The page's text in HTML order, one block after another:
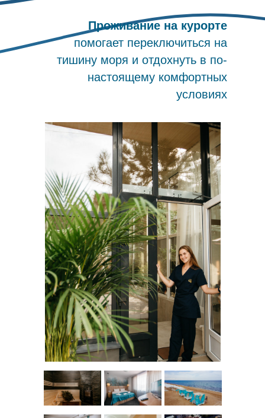
Проживание на курорте
помогает переключиться на
тишину моря и отдохнуть в по-
настоящему комфортных
условиях